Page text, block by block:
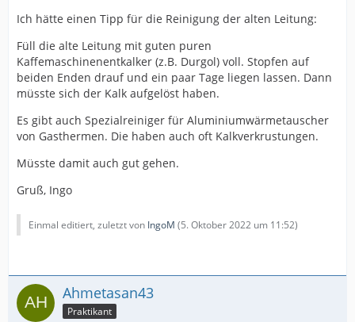
Ich hätte einen Tipp für die Reinigung der alten Leitung:
Füll die alte Leitung mit guten puren
Kaffemaschinenentkalker (z.B. Durgol) voll. Stopfen auf
beiden Enden drauf und ein paar Tage liegen lassen. Dann
müsste sich der Kalk aufgelöst haben.
Es gibt auch Spezialreiniger für Aluminiumwärmetauscher
von Gasthermen. Die haben auch oft Kalkverkrustungen.
Müsste damit auch gut gehen.
Gruß, Ingo
Einmal editiert, zuletzt von IngoM (5. Oktober 2022 um 11:52)
Ahmetasan43
Praktikant